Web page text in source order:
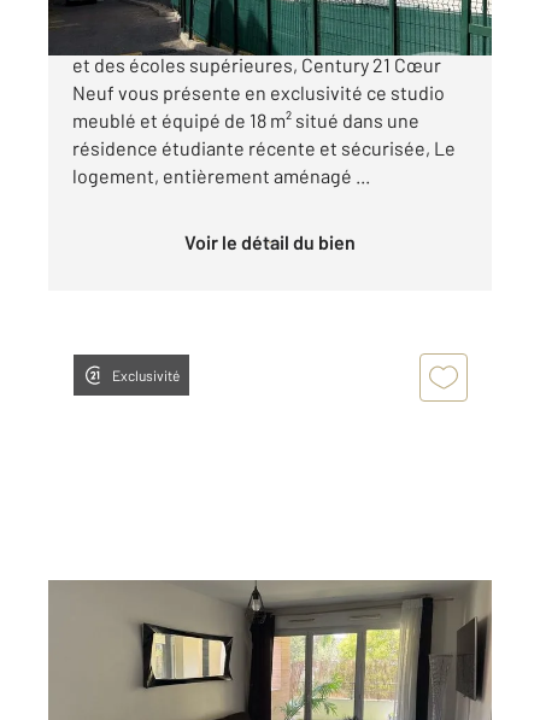
A proximité immédiate de la faculté de Luminy
et des écoles supérieures, Century 21 Cœur
Neuf vous présente en exclusivité ce studio
meublé et équipé de 18 m² situé dans une
résidence étudiante récente et sécurisée, Le
logement, entièrement aménagé ...
Voir le détail du bien
Exclusivité
2, 3 pièces
Appartement F3 à vendre